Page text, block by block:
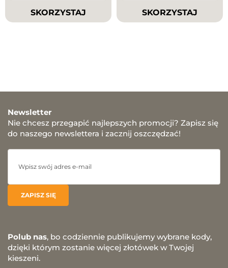
SKORZYSTAJ SKORZYSTAJ
Newsletter
Nie chcesz przegapić najlepszych promocji? Zapisz się
do naszego newslettera i zacznij oszczędzać!
Polub nas, bo codziennie publikujemy wybrane kody,
dzięki którym zostanie więcej złotówek w Twojej
kieszeni.